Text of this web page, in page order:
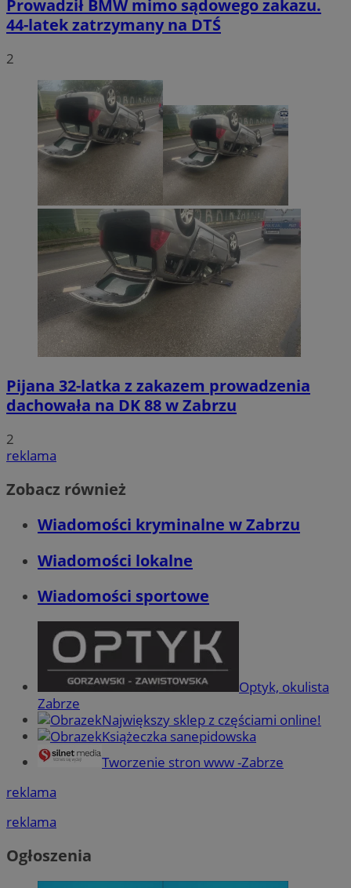
Prowadził BMW mimo sądowego zakazu.
44-latek zatrzymany na DTŚ
2
Pijana 32-latka z zakazem prowadzenia
dachowała na DK 88 w Zabrzu
2
reklama
Zobacz również
Wiadomości kryminalne w Zabrzu
Wiadomości lokalne
Wiadomości sportowe
Optyk, okulista
Zabrze
Największy sklep z częściami online!
Książeczka sanepidowska
Tworzenie stron www -Zabrze
reklama
reklama
Ogłoszenia